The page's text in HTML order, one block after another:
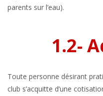
parents sur l’eau).
1.2-
Toute personne désirant
club s’acquitte d’une